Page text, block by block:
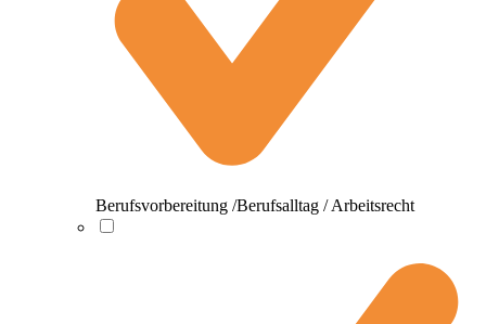
Berufsvorbereitung /Berufsalltag / Arbeitsrecht